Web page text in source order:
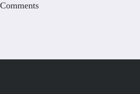
Comments